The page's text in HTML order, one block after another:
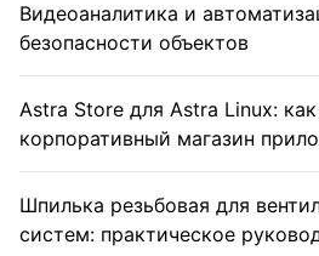
Видеоаналитика и
безопасности объектов
Astra Store для Astra Linux:
корпоративный магазин
Шпилька резьбовая для
систем: практическое